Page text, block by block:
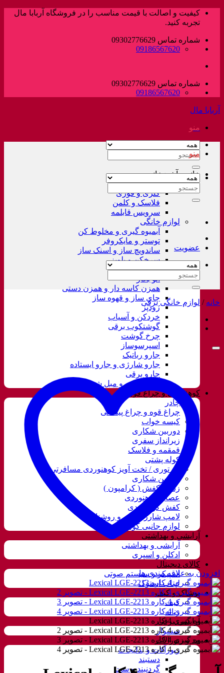
پرش
کیفیت و اصالت با قیمت مناسب را در فروشگاه آربابا مال
تجربه کنید.
شماره تماس 09302776629
09186567620
شماره تماس 09302776629
09186567620
آربابا مال
منو
جستجو
خانه و آشپزخانه
لوازم خانگی غیر برقی
کتری و قوری
فلاسک و کلمن
سرویس قابلمه
لوازم خانگی
آبمیوه گیری و مخلوط کن
توستر و مایکروفر
ساندویچ ساز و اسنک ساز
سرخکن و پلوپز
غذاساز
اتو بخار
همزن کاسه دار و همزن دستی
چای ساز و قهوه ساز
زودپز
خردکن و آسیاب
گوشتکوب برقی
چرخ گوشت
اسپرسوساز
جارو رباتیک
جارو شارژی و جارو ایستاده
جارو برقی
فرش شور و مبل شور
کوهنوردی و چراغ قوه
چادر
چراغ قوه و چراغ پیشانی
کیسه خواب
دوربین شکاری
زیرانداز سفری
قمقمه و فلاسک
کوله پشتی
ننو توری / تخت آویز کوهنوردی مسافرتی
دوربین شکاری
زنجیر کفش ( کرامپون )
عصای کوهنوردی
کفش کوهنوردی
لامپ شارژی، نور و روشنایی
لوازم جانبی کوهنوردی
آرایشی و بهداشتی
آرایشی و بهداشتی
ادکلن و اسپری
کالای دیجیتال
اسپیکر و سیستم صوتی
لپتاب استوک
پوشاک و کیف
کیف
زنانه
آرایشی برقی
سشوار
مد و زیورآلات
زیورآلات و بدلیجات
دستبند
گردنبند و ست
منو
جستجو
عضویت
جستجو
خانه / لوازم خانگی برقی
افزودن به علاقه مندی ها